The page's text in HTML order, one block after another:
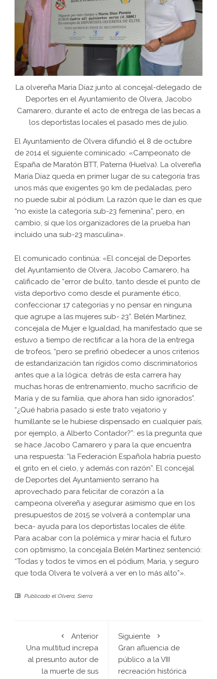
La olvereña María Díaz junto al concejal-delegado de
Deportes en el Ayuntamiento de Olvera, Jacobo
Camarero, durante el acto de entrega de las becas a
los deportistas locales el pasado mes de julio.
El Ayuntamiento de Olvera difundió el 8 de octubre
de 2014 el siguiente cominicado: «Campeonato de
España de Maratón BTT, Paterna (Huelva). La olvereña
María Díaz queda en primer lugar de su categoría tras
unos más que exigentes 90 km de pedaladas, pero
no puede subir al pódium. La razón que le dan es que
“no existe la categoría sub-23 femenina”, pero, en
cambio, sí que los organizadores de la prueba han
incluido una sub-23 masculina».
El comunicado continúa: «El concejal de Deportes
del Ayuntamiento de Olvera, Jacobo Camarero, ha
calificado de “error de bulto, tanto desde el punto de
vista deportivo como desde el puramente ético,
confeccionar 17 categorías y no pensar en ninguna
que agrupe a las mujeres sub- 23”. Belén Martínez,
concejala de Mujer e Igualdad, ha manifestado que se
estuvo a tiempo de rectificar a la hora de la entrega
de trofeos, “pero se prefirió obedecer a unos criterios
de estandarización tan rígidos como discriminatorios
antes que a la lógica: detrás de esta carrera hay
muchas horas de entrenamiento, mucho sacrificio de
María y de su familia, que ahora han sido ignorados”.
“¿Qué habría pasado si este trato vejatorio y
humillante se le hubiese dispensado en cualquier país,
por ejemplo, a Alberto Contador?”: es la pregunta que
se hace Jacobo Camarero y para la que encuentra
una respuesta: “la Federación Española habría puesto
el grito en el cielo, y además con razón”. El concejal
de Deportes del Ayuntamiento serrano ha
aprovechado para felicitar de corazón a la
campeona olvereña y asegurar asimismo que en los
presupuestos de 2015 se volverá a contemplar una
beca- ayuda para los deportistas locales de élite.
Para acabar con la polémica y mirar hacia el futuro
con optimismo, la concejala Belén Martínez sentenció:
“Todas y todos te vimos en el pódium, María, y seguro
que toda Olvera te volverá a ver en lo más alto”».
Publicado el Olvera Sierra
Anterior
Una multitud increpa
al presunto autor de
la muerte de sus
Siguiente
Gran afluencia de
público a la VIII
recreación histórica